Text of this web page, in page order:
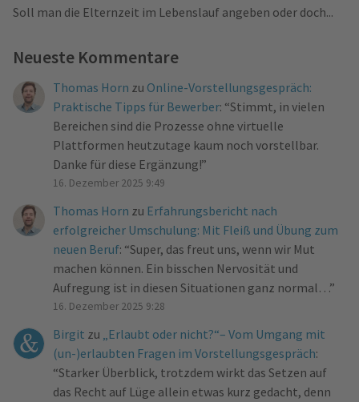
Soll man die Elternzeit im Lebenslauf angeben oder doch...
Neueste Kommentare
Thomas Horn zu Online-Vorstellungsgespräch:
Praktische Tipps für Bewerber: “Stimmt, in vielen
Bereichen sind die Prozesse ohne virtuelle
Plattformen heutzutage kaum noch vorstellbar.
Danke für diese Ergänzung!”
16. Dezember 2025 9:49
Thomas Horn zu Erfahrungsbericht nach
erfolgreicher Umschulung: Mit Fleiß und Übung zum
neuen Beruf: “Super, das freut uns, wenn wir Mut
machen können. Ein bisschen Nervosität und
Aufregung ist in diesen Situationen ganz normal… ”
16. Dezember 2025 9:28
Birgit zu „Erlaubt oder nicht?“– Vom Umgang mit
(un-)erlaubten Fragen im Vorstellungsgespräch:
“Starker Überblick, trotzdem wirkt das Setzen auf
das Recht auf Lüge allein etwas kurz gedacht, denn